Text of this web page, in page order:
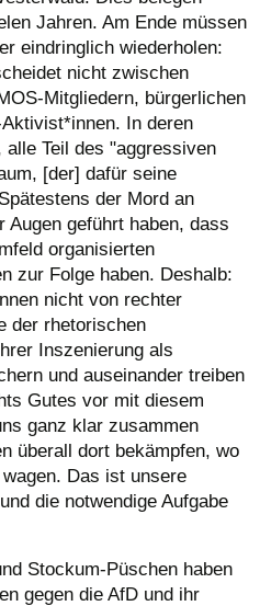
Jahren. Am Ende müssen
eindringlich wiederholen:
nicht zwischen
Mitgliedern, bürgerlichen
In deren
Teil des "aggressiven
[der] dafür seine
der Mord an
geführt haben, dass
organisierten
zur Folge haben. Deshalb:
nicht von rechter
der rhetorischen
Inszenierung als
und auseinander treiben
Gutes vor mit diesem
ganz klar zusammen
überall dort bekämpfen, wo
Das ist unsere
die notwendige Aufgabe
Stockum-Püschen haben
gegen die AfD und ihr